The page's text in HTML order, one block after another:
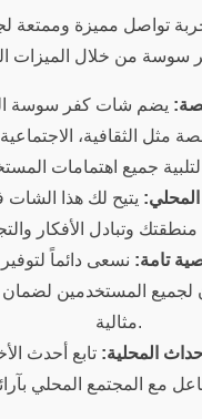
تواصل مميزة
يضم شات كفر سوسة
مثل الثقافية،
يتيح لك هذا
تامة: نسعى دائماً
لجميع المستخدمين
مثالية.
المحلية: تابع أحدث